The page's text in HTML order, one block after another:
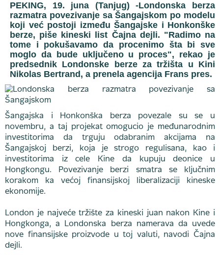
PEKING, 19. juna (Tanjug) -Londonska berza
razmatra povezivanje sa Šangajskom po modelu
koji već postoji između Šangajske i Honkonške
berze, piše kineski list Čajna dejli. "Radimo na
tome i pokušavamo da procenimo šta bi sve
moglo da bude uključeno u proces", rekao je
predsednik Londonske berze za tržišta u Kini
Nikolas Bertrand, a prenela agencija Frans pres.
Šangajska i Honkonška berza povezale su se u
novembru, a taj projekat omogucio je međunarodnim
investitorima da trguju odabranim akcijama na
Šangajskoj berzi, koja je strogo regulisana, kao i
investitorima iz cele Kine da kupuju deonice u
Hongkongu. Povezivanje berzi smatra se ključnim
korakom ka većoj finansijskoj liberalizaciji kineske
ekonomije.
London je najveće tržište za kineski juan nakon Kine i
Hongkonga, a Londonska berza namerava da uvede
nove finansijske proizvode u toj valuti, navodi Čajna
dejli.